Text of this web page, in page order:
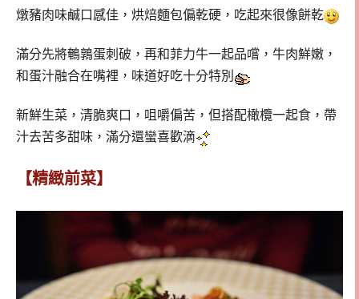
燉豬肉味鹹口感佳，烘焙麵包偏乾硬，吃起來很像餅乾
滿分先將鵪鶉蛋刺破，再和菲力牛一起品嚐，牛肉鮮嫩，
和蛋汁融合在嘴裡，味道好吃十分特別
新鮮生菜，清脆爽口，咀嚼偏苦，但搭配橄欖一起食，帶
汁去苦多甜味，滿分還蠻喜歡滴
【精緻前菜】